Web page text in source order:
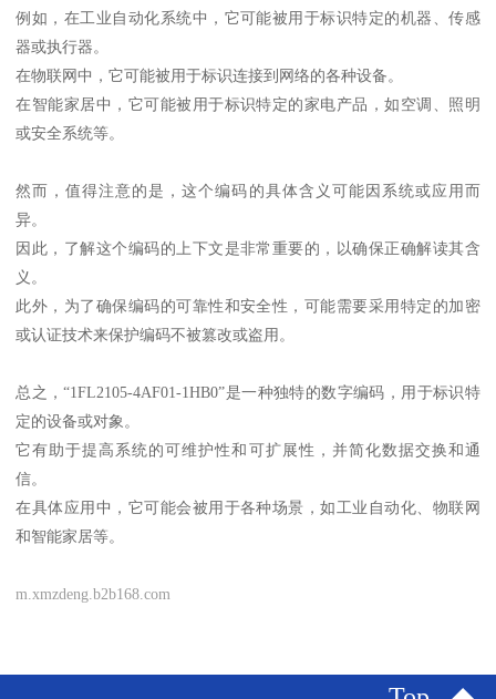
例如，在工业自动化系统中，它可能被用于标识特定的机器、传感
器或执行器。
在物联网中，它可能被用于标识连接到网络的各种设备。
在智能家居中，它可能被用于标识特定的家电产品，如空调、照明
或安全系统等。
然而，值得注意的是，这个编码的具体含义可能因系统或应用而
异。
因此，了解这个编码的上下文是非常重要的，以确保正确解读其含
义。
此外，为了确保编码的可靠性和安全性，可能需要采用特定的加密
或认证技术来保护编码不被篡改或盗用。
总之，“1FL2105-4AF01-1HB0”是一种独特的数字编码，用于标识特
定的设备或对象。
它有助于提高系统的可维护性和可扩展性，并简化数据交换和通
信。
在具体应用中，它可能会被用于各种场景，如工业自动化、物联网
和智能家居等。
m.xmzdeng.b2b168.com